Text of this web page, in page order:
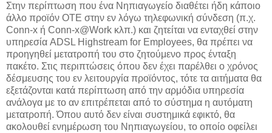
Στην περίπτωση που ένα Νηπιαγωγείο διαθέτει ήδη κάποιο
άλλο προϊόν ΟΤΕ στην εν λόγω τηλεφωνική σύνδεση (π.χ.
Conn-x ή Conn-x@Work κλπ.) και ζητείται να ενταχθεί στην
υπηρεσία ADSL Highstream for Employees, θα πρέπει να
προηγηθεί μετατροπή του στο ζητούμενο προς ένταξη
πακέτο. Στις περιπτώσεις όπου δεν έχει παρέλθει ο χρόνος
δέσμευσης του εν λειτουργία προϊόντος, τότε τα αιτήματα θα
εξετάζονται κατά περίπτωση από την αρμόδια υπηρεσία
ανάλογα με το αν επιτρέπεται από το σύστημα η αυτόματη
μετατροπή. Όπου αυτό δεν είναι συστημικά εφικτό, θα
ακολουθεί ενημέρωση του Νηπιαγωγείου, το οποίο οφείλει